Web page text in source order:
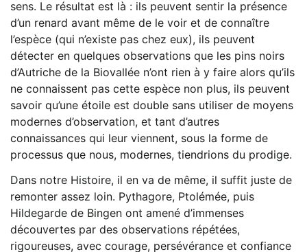
sens. Le résultat est là : ils peuvent sentir la présence
d’un renard avant même de le voir et de connaître
l’espèce (qui n’existe pas chez eux), ils peuvent
détecter en quelques observations que les pins noirs
d’Autriche de la Biovallée n’ont rien à y faire alors qu’ils
ne connaissent pas cette espèce non plus, ils peuvent
savoir qu’une étoile est double sans utiliser de moyens
modernes d’observation, et tant d’autres
connaissances qui leur viennent, sous la forme de
processus que nous, modernes, tiendrions du prodige.
Dans notre Histoire, il en va de même, il suffit juste de
remonter assez loin. Pythagore, Ptolémée, puis
Hildegarde de Bingen ont amené d’immenses
découvertes par des observations répétées,
rigoureuses, avec courage, persévérance et confiance